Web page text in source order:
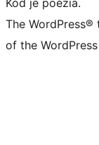
Kód je poézia.
The
of the